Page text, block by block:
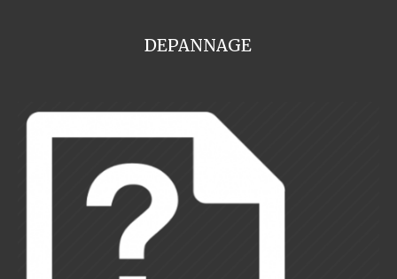
DEPANNAGE